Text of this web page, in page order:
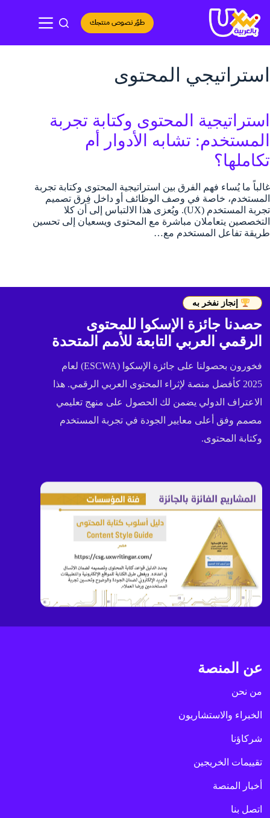
إلى
المحتوى
طوّر نصوص منتجك
استراتيجي المحتوى
استراتيجية المحتوى وكتابة تجربة
المستخدم: تشابه الأدوار أم
تكاملها؟
غالباً ما يُساء فهم الفرق بين استراتيجية المحتوى وكتابة تجربة
المستخدم، خاصة في وصف الوظائف أو داخل فِرق تصميم
تجربة المستخدم (UX). ويُعزى هذا الالتباس إلى أن كلا
التخصصين يتعاملان مباشرة مع المحتوى ويسعيان إلى تحسين
طريقة تفاعل المستخدم مع…
إنجاز نفخر به
حصدنا جائزة الإسكوا للمحتوى
الرقمي العربي التابعة للأمم المتحدة
فخورون بحصولنا على جائزة الإسكوا (ESCWA) لعام
2025 كأفضل منصة لإثراء المحتوى العربي الرقمي. هذا
الاعتراف الدولي يضمن لك الحصول على منهج تعليمي
مصمم وفق أعلى معايير الجودة في تجربة المستخدم
وكتابة المحتوى.
عن المنصة
من نحن
الخبراء والاستشاريون
شركاؤنا
تقييمات الخريجين
أخبار المنصة
اتصل بنا